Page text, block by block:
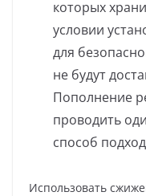
которых
условии
для
не будут
Пополнение
проводить
способ
Использовать